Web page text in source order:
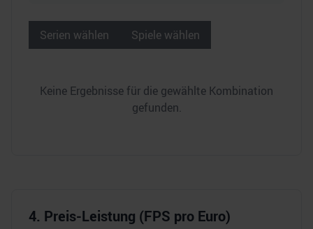
Serien wählen Spiele wählen
Keine Ergebnisse für die gewählte Kombination
gefunden.
4. Preis-Leistung (FPS pro Euro)